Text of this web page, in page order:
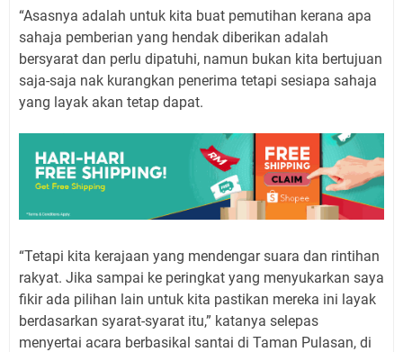
“Asasnya adalah untuk kita buat pemutihan kerana apa
sahaja pemberian yang hendak diberikan adalah
bersyarat dan perlu dipatuhi, namun bukan kita bertujuan
saja-saja nak kurangkan penerima tetapi sesiapa sahaja
yang layak akan tetap dapat.
“Tetapi kita kerajaan yang mendengar suara dan rintihan
rakyat. Jika sampai ke peringkat yang menyukarkan saya
fikir ada pilihan lain untuk kita pastikan mereka ini layak
berdasarkan syarat-syarat itu,” katanya selepas
menyertai acara berbasikal santai di Taman Pulasan, di